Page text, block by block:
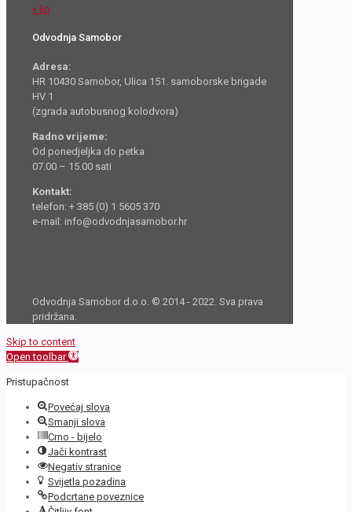
« lip
Odvodnja Samobor
Adresa:
HR 10430 Samobor, Ulica 151. samoborske brigade
HV 1
(zgrada autobusnog kolodvora)
Radno vrijeme:
Od ponedjeljka do petka
07.00 – 15.00 sati
Kontakt:
telefon: + 385 (0) 1 5605 370
e-mail: info@odvodnjasamobor.hr
Odvodnja Samobor d.o.o. © 2014 - 2022. Sva prava
pridržana.
Skip to content
Open toolbar
Pristupačnost
Povećaj slova
Smanji slova
Crno - bijelo
Jači kontrast
Negativ stranice
Svijetla pozadina
Podcrtane poveznice